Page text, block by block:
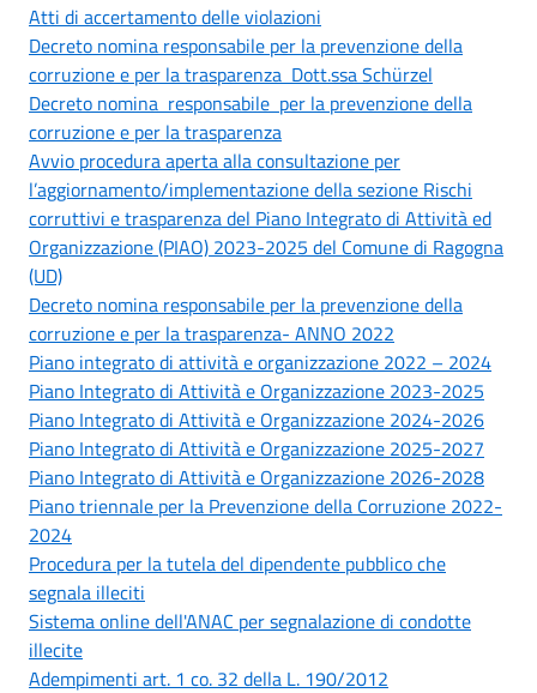
Atti di accertamento delle violazioni
Decreto nomina responsabile per la prevenzione della
corruzione e per la trasparenza Dott.ssa Schürzel
Decreto nomina responsabile per la prevenzione della
corruzione e per la trasparenza
Avvio procedura aperta alla consultazione per
l’aggiornamento/implementazione della sezione Rischi
corruttivi e trasparenza del Piano Integrato di Attività ed
Organizzazione (PIAO) 2023-2025 del Comune di Ragogna
(UD)
Decreto nomina responsabile per la prevenzione della
corruzione e per la trasparenza- ANNO 2022
Piano integrato di attività e organizzazione 2022 – 2024
Piano Integrato di Attività e Organizzazione 2023-2025
Piano Integrato di Attività e Organizzazione 2024-2026
Piano Integrato di Attività e Organizzazione 2025-2027
Piano Integrato di Attività e Organizzazione 2026-2028
Piano triennale per la Prevenzione della Corruzione 2022-
2024
Procedura per la tutela del dipendente pubblico che
segnala illeciti
Sistema online dell'ANAC per segnalazione di condotte
illecite
Adempimenti art. 1 co. 32 della L. 190/2012